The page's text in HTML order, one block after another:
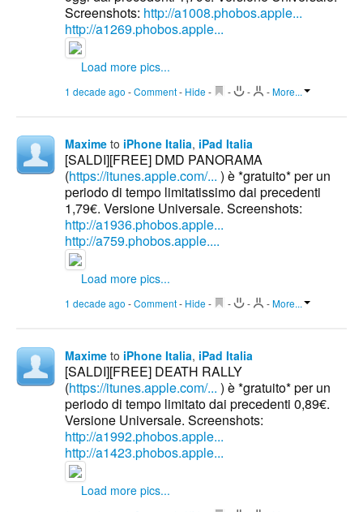
Screenshots: http://a1008.phobos.apple...
http://a1269.phobos.apple...
Load more pics...
1 decade ago -Comment- Hide - - - -More...
Maxime to iPhone Italia, iPad Italia
[SALDI][FREE] DMD PANORAMA
(https://itunes.apple.com/... ) è *gratuito* per un
periodo di tempo limitatissimo dai precedenti
1,79€. Versione Universale. Screenshots:
http://a1936.phobos.apple...
http://a759.phobos.apple....
Load more pics...
1 decade ago -Comment- Hide - - - -More...
Maxime to iPhone Italia, iPad Italia
[SALDI][FREE] DEATH RALLY
(https://itunes.apple.com/... ) è *gratuito* per un
periodo di tempo limitato dai precedenti 0,89€.
Versione Universale. Screenshots:
http://a1992.phobos.apple...
http://a1423.phobos.apple...
Load more pics...